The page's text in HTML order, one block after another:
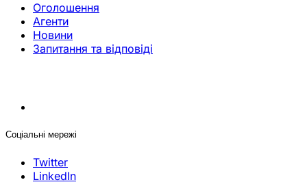
Оголошення
Агенти
Новини
Запитання та відповіді
Соціальні мережі
Twitter
LinkedIn